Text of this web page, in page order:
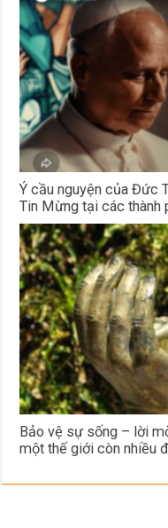
Ý cầu nguyện của Đức
Tin Mừng tại các thành
Bảo vệ sự sống – lời
một thế giới còn nhiều